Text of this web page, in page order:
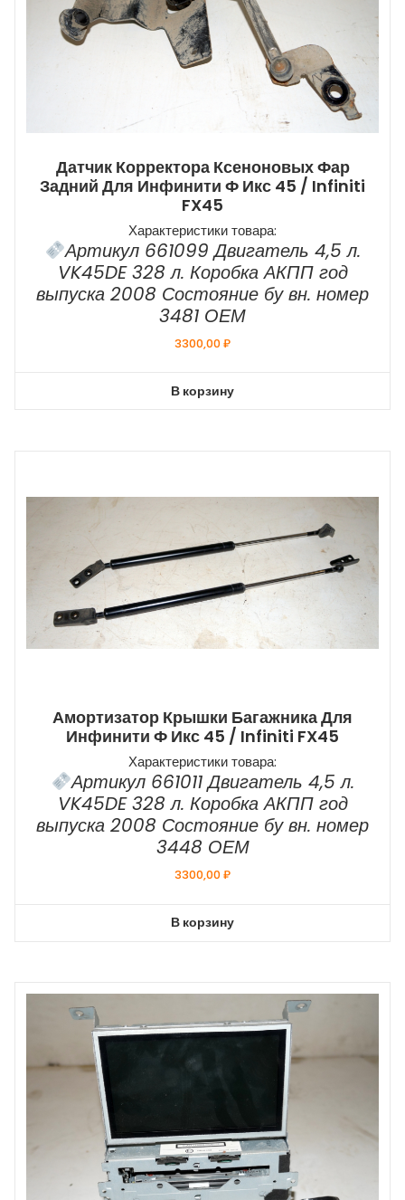
Датчик Корректора Ксеноновых Фар
Задний Для Инфинити Ф Икс 45 / Infiniti
FX45
Характеристики товара:
Артикул 661099 Двигатель 4,5 л.
VK45DE 328 л. Коробка АКПП год
выпуска 2008 Состояние бу вн. номер
3481 ОЕМ
3300,00₽
В корзину
Амортизатор Крышки Багажника Для
Инфинити Ф Икс 45 / Infiniti FX45
Характеристики товара:
Артикул 661011 Двигатель 4,5 л.
VK45DE 328 л. Коробка АКПП год
выпуска 2008 Состояние бу вн. номер
3448 ОЕМ
3300,00₽
В корзину